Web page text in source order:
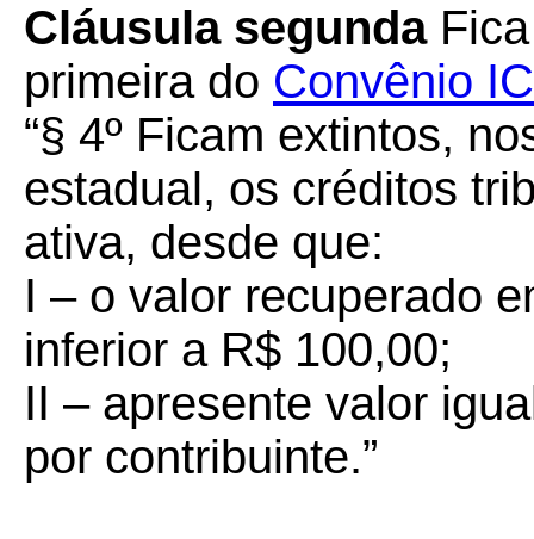
Cláusula segunda
primeira do Convênio
“§ 4º Ficam extintos,
estadual, os créditos
ativa, desde que:
I – o valor recuperado
inferior a R$ 100,00;
II – apresente valor
por contribuinte.”